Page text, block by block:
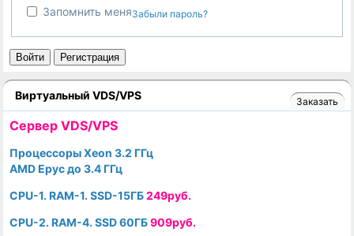
Запомнить меняЗабыли пароль?
Войти Регистрация
Виртуальный VDS/VPS Заказать
Cервер VDS/VPS
Процессоры Xeon 3.2 ГГц
AMD Epyc до 3.4 ГГц
CPU-1. RAM-1. SSD-15ГБ249руб.
CPU-2. RAM-4. SSD 60ГБ909руб.